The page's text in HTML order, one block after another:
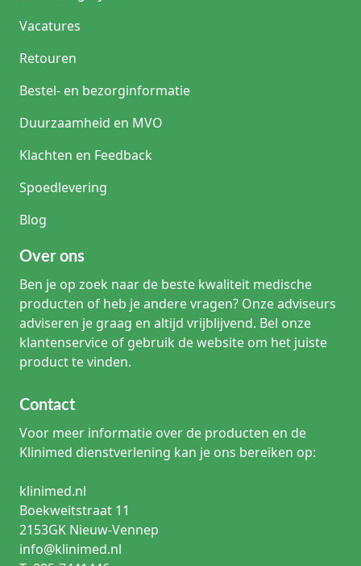
Vacatures
Retouren
Bestel- en bezorginformatie
Duurzaamheid en MVO
Klachten en Feedback
Spoedlevering
Blog
Over ons
Ben je op zoek naar de beste kwaliteit medische
producten of heb je andere vragen? Onze adviseurs
adviseren je graag en altijd vrijblijvend. Bel onze
klantenservice of gebruik de website om het juiste
product te vinden.
Contact
Voor meer informatie over de producten en de
Klinimed dienstverlening kan je ons bereiken op:
klinimed.nl
Boekweitstraat 11
2153GK Nieuw-Vennep
info@klinimed.nl